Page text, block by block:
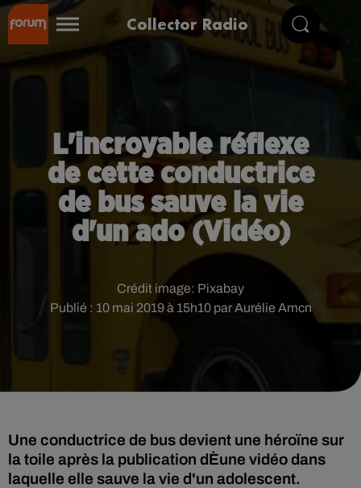
Collector Radio
L'incroyable réflexe
de cette conductrice
de bus sauve la vie
d'un ado (Vidéo)
Publié : 10 mai 2019 à 15h10 par Aurélie Amcn
Crédit image: Pixabay
Une conductrice de bus devient une héroïne sur
la toile après la publication dÈune vidéo dans
laquelle elle sauve la vie d'un adolescent.